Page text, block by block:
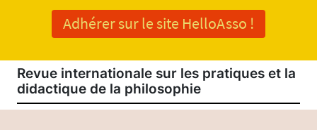
Adhérer sur le site HelloAsso !
Revue internationale sur les pratiques et la
didactique de la philosophie